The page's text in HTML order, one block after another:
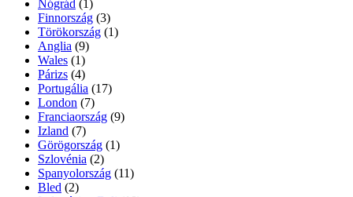
Nógrád (1)
Finnország (3)
Törökország (1)
Anglia (9)
Wales (1)
Párizs (4)
Portugália (17)
London (7)
Franciaország (9)
Izland (7)
Görögország (1)
Szlovénia (2)
Spanyolország (11)
Bled (2)